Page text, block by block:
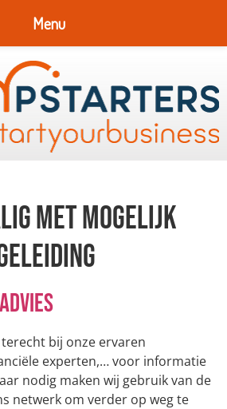
met mogelijk
terecht bij onze ervaren
experten,… voor informatie
nodig maken wij gebruik van de
netwerk om verder op weg te
Menu